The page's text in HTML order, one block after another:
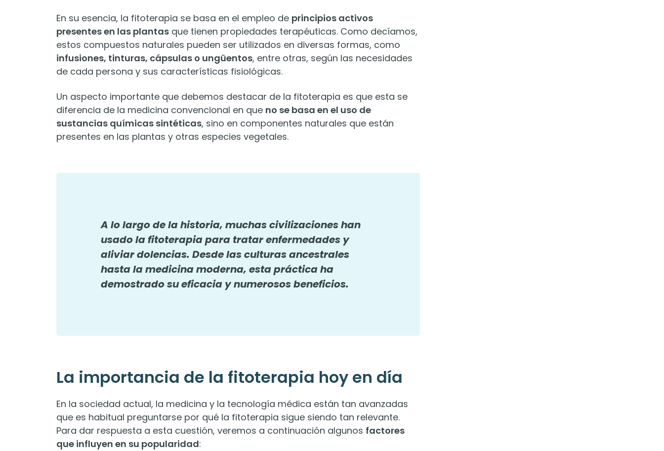
En su esencia, la fitoterapia se basa en el empleo de principios activos
presentes en las plantas que tienen propiedades terapéuticas. Como decíamos,
estos compuestos naturales pueden ser utilizados en diversas formas, como
infusiones, tinturas, cápsulas o ungüentos, entre otras, según las necesidades
de cada persona y sus características fisiológicas.
Un aspecto importante que debemos destacar de la fitoterapia es que esta se
diferencia de la medicina convencional en que no se basa en el uso de
sustancias químicas sintéticas, sino en componentes naturales que están
presentes en las plantas y otras especies vegetales.
A lo largo de la historia, muchas civilizaciones han
usado la fitoterapia para tratar enfermedades y
aliviar dolencias. Desde las culturas ancestrales
hasta la medicina moderna, esta práctica ha
demostrado su eficacia y numerosos beneficios.
La importancia de la fitoterapia hoy en día
En la sociedad actual, la medicina y la tecnología médica están tan avanzadas
que es habitual preguntarse por qué la fitoterapia sigue siendo tan relevante.
Para dar respuesta a esta cuestión, veremos a continuación algunos factores
que influyen en su popularidad: